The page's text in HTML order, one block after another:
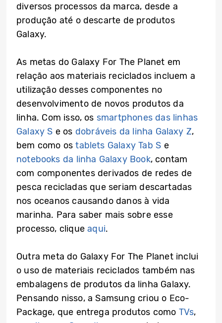
diversos processos da marca, desde a
produção até o descarte de produtos
Galaxy.
As metas do Galaxy For The Planet em
relação aos materiais reciclados incluem a
utilização desses componentes no
desenvolvimento de novos produtos da
linha. Com isso, os smartphones das linhas
Galaxy S e os dobráveis da linha Galaxy Z,
bem como ostablets Galaxy Tab S e
notebooks da linha Galaxy Book, contam
com componentes derivados de redes de
pesca recicladas que seriam descartadas
nos oceanos causando danos à vida
marinha. Para saber mais sobre esse
processo, cliqueaqui.
Outra meta do Galaxy For The Planet inclui
o uso de materiais reciclados também nas
embalagens de produtos da linha Galaxy.
Pensando nisso, a Samsung criou o Eco-
Package, que entrega produtos como TVs,